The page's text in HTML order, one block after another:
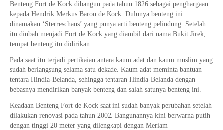
Benteng Fort de Kock dibangun pada tahun 1826 sebagai penghargaan
kepada Hendrik Merkus Baron de Kock. Dulunya benteng ini
dinamakan ‘Sterreschans’ yang punya arti benteng pelindung. Setelah
itu diubah menjadi Fort de Kock yang diambil dari nama Bukit Jirek,
tempat benteng itu didirikan.
Pada saat itu terjadi pertikaian antara kaum adat dan kaum muslim yang
sudah berlangsung selama satu dekade. Kaum adat meminta bantuan
tentara Hindia-Belanda, sehingga tentaran Hindia-Belanda dengan
bebasnya mendirikan banyak benteng dan salah satunya benteng ini.
Keadaan Benteng Fort de Kock saat ini sudah banyak perubahan setelah
dilakukan renovasi pada tahun 2002. Bangunannya kini berwarna putih
dengan tinggi 20 meter yang dilengkapi dengan Meriam